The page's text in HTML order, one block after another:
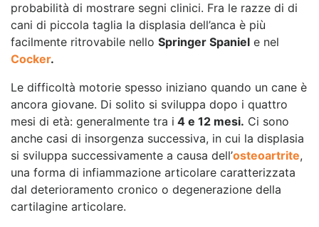
probabilità di mostrare segni clinici. Fra le razze di di
cani di piccola taglia la displasia dell’anca è più
facilmente ritrovabile nello Springer Spaniel e nel
Cocker.
Le difficoltà motorie spesso iniziano quando un cane è
ancora giovane. Di solito si sviluppa dopo i quattro
mesi di età: generalmente tra i 4 e 12 mesi. Ci sono
anche casi di insorgenza successiva, in cui la displasia
si sviluppa successivamente a causa dell’osteoartrite,
una forma di infiammazione articolare caratterizzata
dal deterioramento cronico o degenerazione della
cartilagine articolare.